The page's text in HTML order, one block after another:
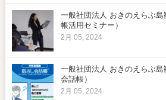
一般社団法人 おきのえらぶ
帳活用セミナー）
2月 05, 2024
一般社団法人 おきのえらぶ
会話帳）
2月 05, 2024